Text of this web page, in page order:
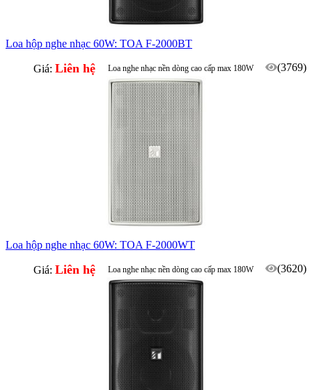
Loa hộp nghe nhạc 60W: TOA F-2000BT
Giá: Liên hệ (3769)
Loa nghe nhạc nền dòng cao cấp max 180W
Phù hợp quầy ba, ballroom, phòng họp...
Loa hộp nghe nhạc 60W: TOA F-2000WT
Giá: Liên hệ (3620)
Loa nghe nhạc nền dòng cao cấp max 180W
Phù hợp quầy ba, ballroom, phòng họp...